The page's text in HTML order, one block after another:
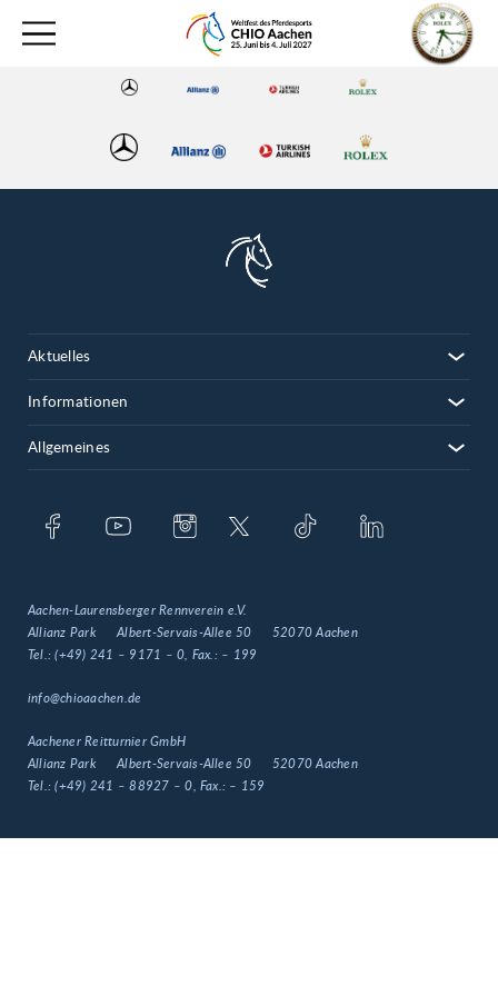
Aktuelles
Informationen
Allgemeines
Aachen-Laurensberger Rennverein e.V.
Allianz Park
Albert-Servais-Allee 50
52070 Aachen
Tel.:(+49) 241 – 9171 – 0 , Fax.: – 199
info@chioaachen.de
Aachener Reitturnier GmbH
Allianz Park
Albert-Servais-Allee 50
52070 Aachen
Tel.:(+49) 241 – 88927 – 0 , Fax.: – 159